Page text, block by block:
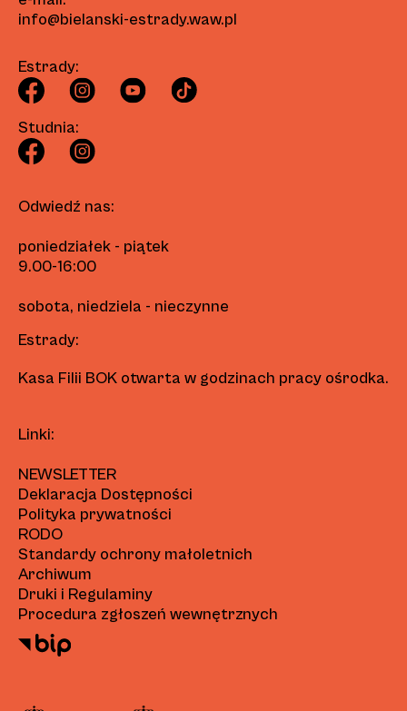
info@bielanski-estrady.waw.pl
Estrady:
Studnia:
Odwiedź nas:
poniedziałek - piątek
9.00-16:00
sobota, niedziela - nieczynne
Estrady:
Kasa Filii BOK otwarta w godzinach pracy ośrodka.
Linki:
NEWSLETTER
Deklaracja Dostępności
Polityka prywatności
RODO
Standardy ochrony małoletnich
Archiwum
Druki i Regulaminy
Procedura zgłoszeń wewnętrznych